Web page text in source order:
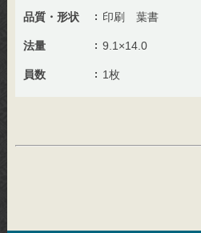
品質・形状 印刷 葉書
法量 9.1×14.0
員数 1枚